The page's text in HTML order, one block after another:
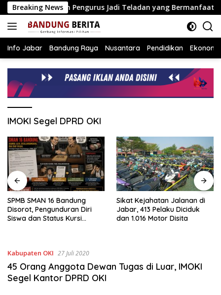
Langsung
ke
konten
Breaking News
Pengurus Jadi Teladan yang Bermanfaat
Info Jabar Bandung Raya Nusantara Pendidikan Ekonomi
IMOKI Segel DPRD OKI
SPMB SMAN 16 Bandung
Disorot, Pengunduran Diri
Siswa dan Status Kursi
Sikat Kejahatan Jalanan di
Jabar, 413 Pelaku Diciduk
dan 1.016 Motor Disita
Kabupaten OKI 27 Juli 2020
45 Orang Anggota Dewan Tugas di Luar, IMOKI
Segel Kantor DPRD OKI